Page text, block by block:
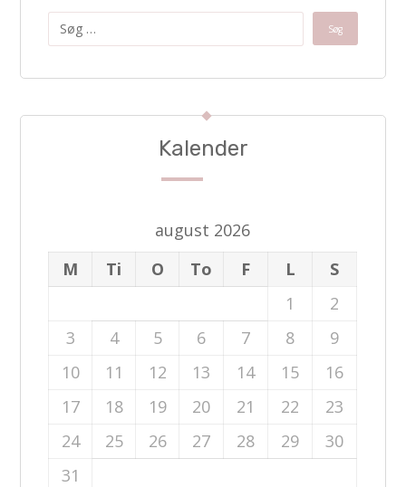
Kalender
august 2026
M
Ti O To F L
S
1
2
3
4 5 6 7 8
9
10
11 12 13 14 15
16
17
18 19 20 21 22
23
24
25 26 27 28 29
30
31